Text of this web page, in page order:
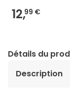
12,99 €
Détails du
Description